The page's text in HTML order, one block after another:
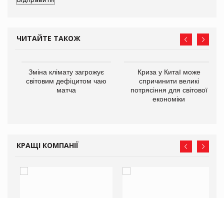
ЧИТАЙТЕ ТАКОЖ
Зміна клімату загрожує
світовим дефіцитом чаю
матча
Криза у Китаї може
спричинити великі
потрясіння для світової
економіки
КРАЩІ КОМПАНІЇ